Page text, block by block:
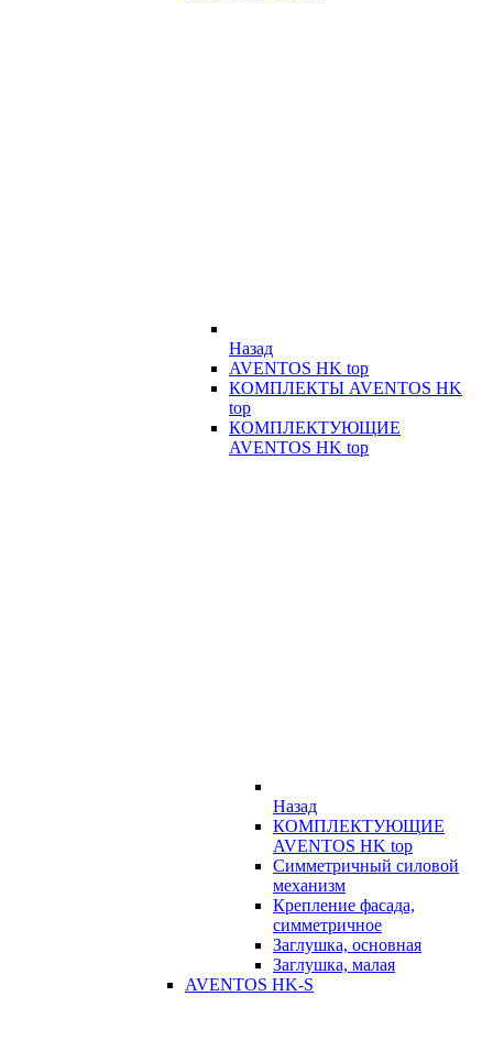
Назад
AVENTOS HK top
КОМПЛЕКТЫ AVENTOS HK
top
КОМПЛЕКТУЮЩИЕ
AVENTOS HK top
Назад
КОМПЛЕКТУЮЩИЕ
AVENTOS HK top
Симметричный силовой
механизм
Крепление фасада,
симметричное
Заглушка, основная
Заглушка, малая
AVENTOS HK-S